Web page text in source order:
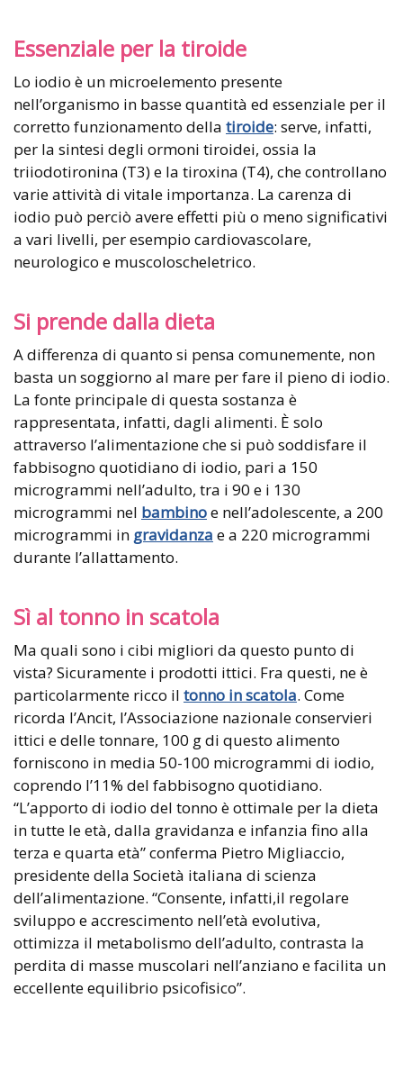
Essenziale per la tiroide
Lo iodio è un microelemento presente
nell’organismo in basse quantità ed essenziale per il
corretto funzionamento della tiroide: serve, infatti,
per la sintesi degli ormoni tiroidei, ossia la
triiodotironina (T3) e la tiroxina (T4), che controllano
varie attività di vitale importanza. La carenza di
iodio può perciò avere effetti più o meno significativi
a vari livelli, per esempio cardiovascolare,
neurologico e muscoloscheletrico.
Si prende dalla dieta
A differenza di quanto si pensa comunemente, non
basta un soggiorno al mare per fare il pieno di iodio.
La fonte principale di questa sostanza è
rappresentata, infatti, dagli alimenti. È solo
attraverso l’alimentazione che si può soddisfare il
fabbisogno quotidiano di iodio, pari a 150
microgrammi nell’adulto, tra i 90 e i 130
microgrammi nel bambinoe nell’adolescente, a 200
microgrammi in gravidanza e a 220 microgrammi
durante l’allattamento.
Sì al tonno in scatola
Ma quali sono i cibi migliori da questo punto di
vista? Sicuramente i prodotti ittici. Fra questi, ne è
particolarmente ricco il tonno in scatola. Come
ricorda l’Ancit, l’Associazione nazionale conservieri
ittici e delle tonnare, 100 g di questo alimento
forniscono in media 50-100 microgrammi di iodio,
coprendo l’11% del fabbisogno quotidiano.
“L’apporto di iodio del tonno è ottimale per la dieta
in tutte le età, dalla gravidanza e infanzia fino alla
terza e quarta età” conferma Pietro Migliaccio,
presidente della Società italiana di scienza
dell’alimentazione. “Consente, infatti,il regolare
sviluppo e accrescimento nell’età evolutiva,
ottimizza il metabolismo dell’adulto, contrasta la
perdita di masse muscolari nell’anziano e facilita un
eccellente equilibrio psicofisico”.